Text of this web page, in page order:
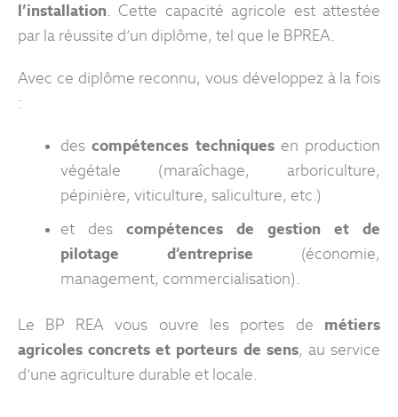
l’installation. Cette capacité agricole est attestée
par la réussite d’un diplôme, tel que le BPREA.
Avec ce diplôme reconnu, vous développez à la fois
:
descompétences techniquesen production
végétale (maraîchage, arboriculture,
pépinière, viticulture, saliculture, etc.)
et des compétences de gestion et de
pilotage d’entreprise (économie,
management, commercialisation).
Le BP REA vous ouvre les portes de métiers
agricoles concrets et porteurs de sens, au service
d’une agriculture durable et locale.